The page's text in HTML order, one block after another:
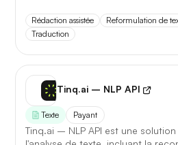
Rédaction assistée Reformulation de
Traduction
Tinq.ai – NLP API
Texte Payant
Tinq.ai – NLP API est une